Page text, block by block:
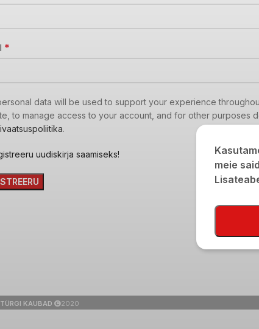
*
data will be used to support your experience
to manage access to your account, and for other purposes
.
uudiskirja saamiseks!
TÜRGI KAUBAD 2020
meie